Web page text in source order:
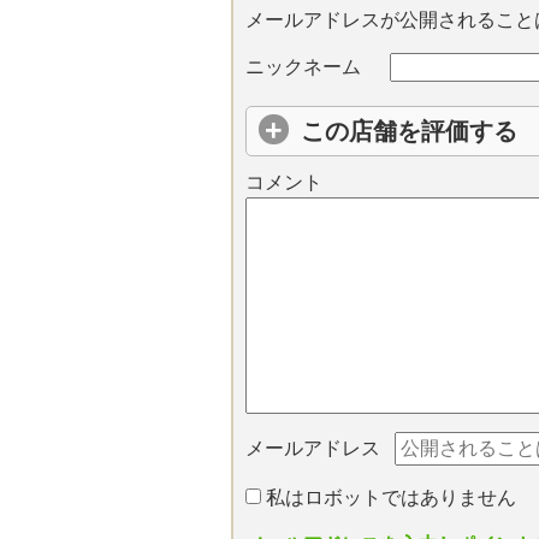
メールアドレスが公開されるこ
ニックネーム
この店舗を評価する
コメント
メールアドレス
私はロボットではありません